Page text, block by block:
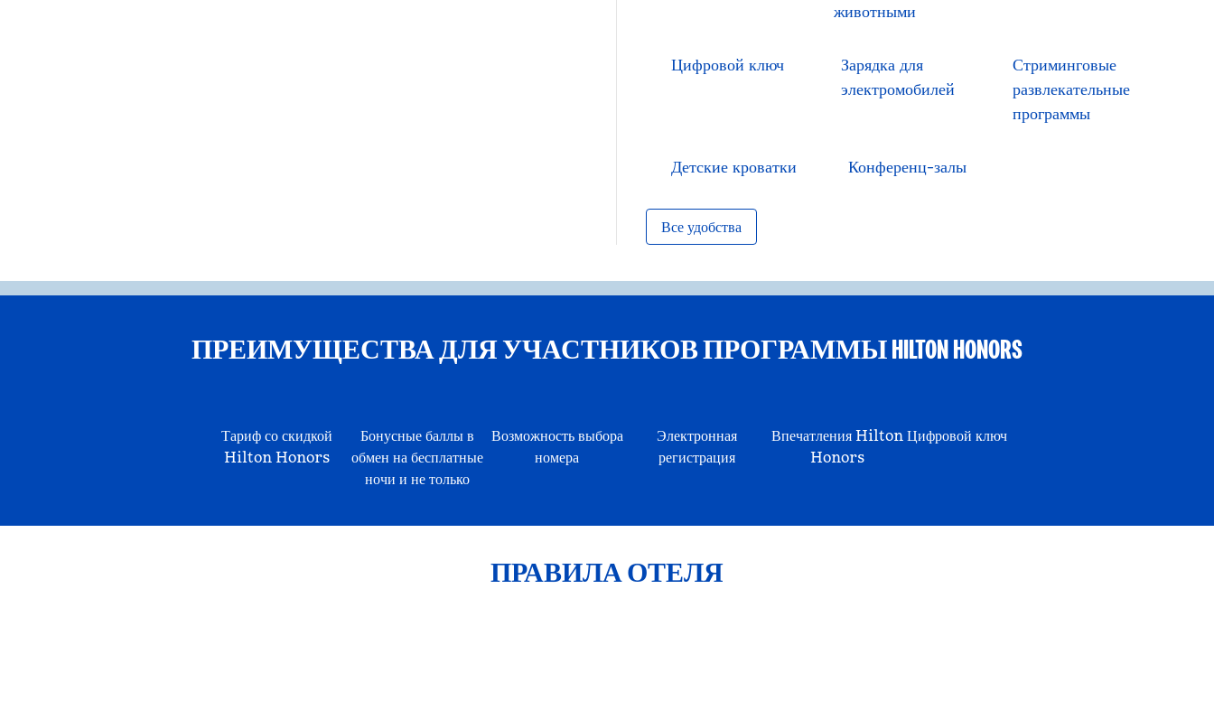
животными
Цифровой ключ
Зарядка для
электромобилей
Стриминговые
развлекательные
программы
Детские кроватки Конференц-залы
Все удобства
ПРЕИМУЩЕСТВА ДЛЯ УЧАСТНИКОВ ПРОГРАММЫ HILTON HONORS
Тариф со скидкой
Hilton Honors
Бонусные баллы в
обмен на бесплатные
ночи и не только
Возможность выбора
номера
Электронная
регистрация
Впечатления Hilton
Honors
Цифровой ключ
ПРАВИЛА ОТЕЛЯ